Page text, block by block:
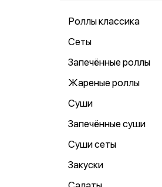
Роллы классика
Сеты
Запечённые роллы
Жареные роллы
Суши
Запечённые суши
Суши сеты
Закуски